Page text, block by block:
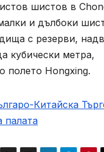
шистов в
и дълбоки
с резерви,
кубически метра,
полето Hongxing.
Китайска
палaта